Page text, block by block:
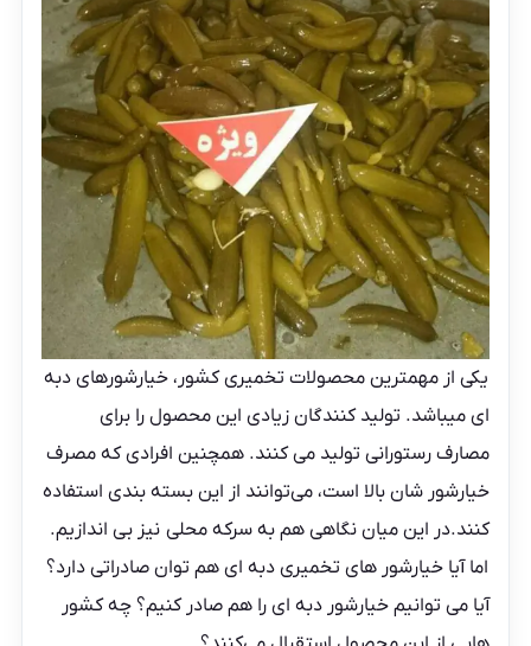
یکی از مهمترین محصولات تخمیری کشور، خیارشورهای دبه
ای میباشد. تولید کنندگان زیادی این محصول را برای
مصارف رستورانی تولید می کنند. همچنین افرادی که مصرف
خیارشور شان بالا است، می‌توانند از این بسته بندی استفاده
کنند.در این میان نگاهی هم بهسرکه محلی نیز بی اندازیم.
اما آیا خیارشور های تخمیری دبه ای هم توان صادراتی دارد؟
آیا می توانیم خیارشور دبه ای را هم صادر کنیم؟ چه کشور